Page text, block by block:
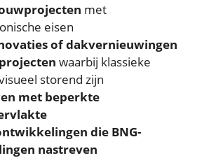
met
eisen
of dakvernieuwingen
waarbij klassieke
storend zijn
met beperkte
die BNG-
nastreven